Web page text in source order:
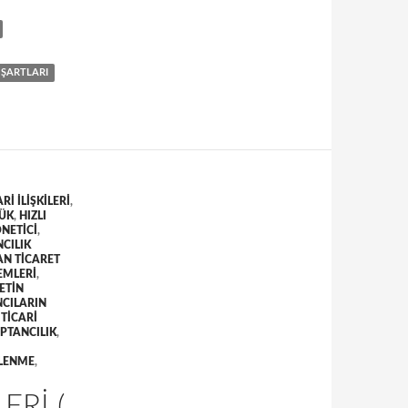
ILIŞKILERI ,
, HIZLI
,
TICARET
,
,
,